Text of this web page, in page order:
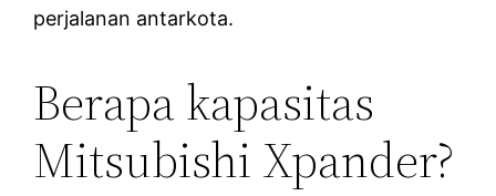
perjalanan antarkota.
Berapa kapasitas
Mitsubishi Xpander?